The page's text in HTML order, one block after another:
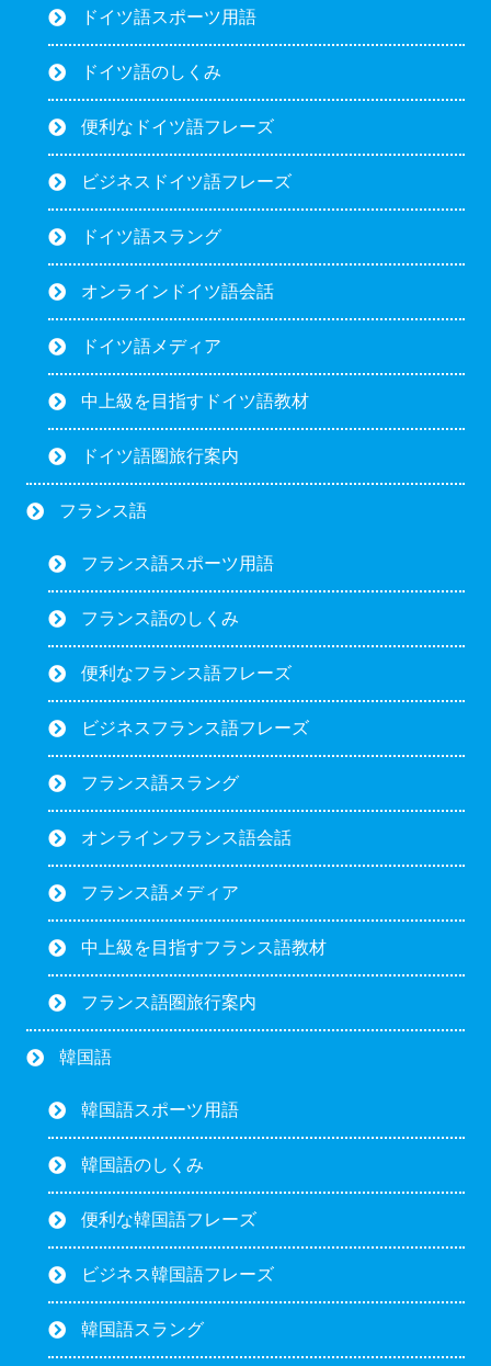
ドイツ語スポーツ用語
ドイツ語のしくみ
便利なドイツ語フレーズ
ビジネスドイツ語フレーズ
ドイツ語スラング
オンラインドイツ語会話
ドイツ語メディア
中上級を目指すドイツ語教材
ドイツ語圏旅行案内
フランス語
フランス語スポーツ用語
フランス語のしくみ
便利なフランス語フレーズ
ビジネスフランス語フレーズ
フランス語スラング
オンラインフランス語会話
フランス語メディア
中上級を目指すフランス語教材
フランス語圏旅行案内
韓国語
韓国語スポーツ用語
韓国語のしくみ
便利な韓国語フレーズ
ビジネス韓国語フレーズ
韓国語スラング